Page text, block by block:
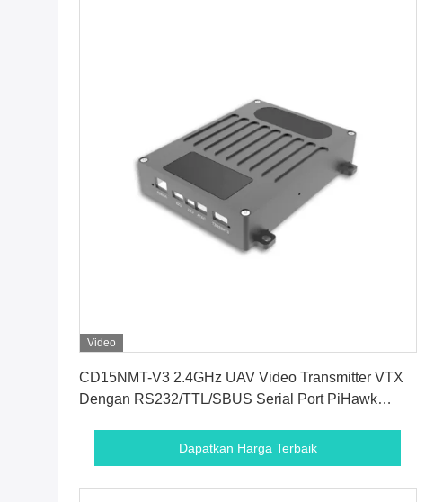
Video
CD15NMT-V3 2.4GHz UAV Video Transmitter VTX
Dengan RS232/TTL/SBUS Serial Port PiHawk
Dapatkan Harga Terbaik